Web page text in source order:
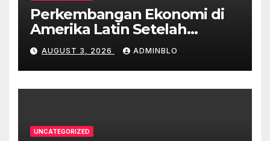
Perkembangan Ekonomi di
Amerika Latin Setelah
Pandemi
AUGUST 3, 2026 ADMINBLO
UNCATEGORIZED